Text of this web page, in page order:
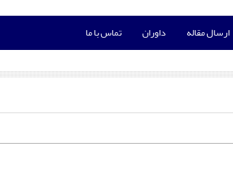
ارسال مقاله داوران تماس با ما